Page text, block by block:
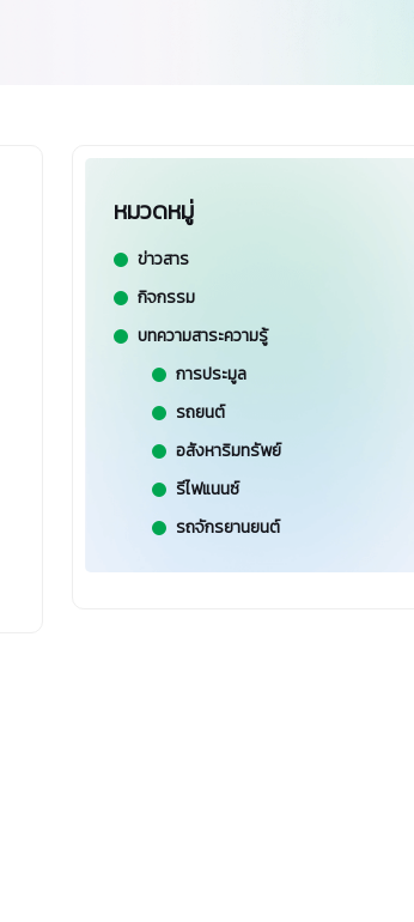
หมวดหมู่
ข่าวสาร
กิจกรรม
บทความสาระความรู้
การประมูล
รถยนต์
อสังหาริมทรัพย์
รีไฟแนนซ์
รถจักรยานยนต์